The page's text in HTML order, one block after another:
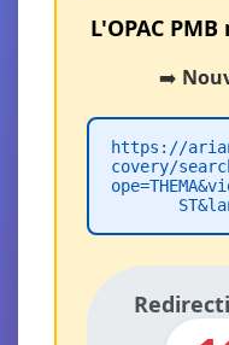
L'OPAC
➡️
https://
covery/